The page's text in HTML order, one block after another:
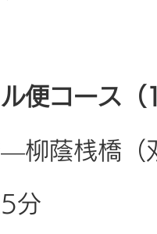
便コース（
柳蔭桟橋（
分